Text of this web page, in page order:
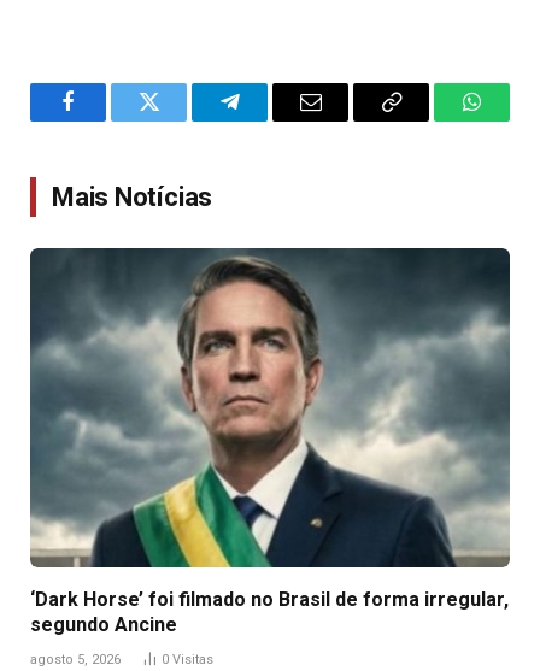
FacebookTwitter TelegramEmail
Copy
Mais Notícias
‘Dark Horse’ foi filmado no Brasil de forma irregular,
segundo Ancine
agosto 5, 2026 0 Visitas